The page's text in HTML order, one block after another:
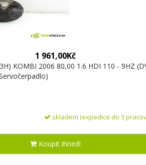
1 961,00Kč
KOMBI 2006 80,00 1.6 HDI 110 - 9HZ
skladem (expedice do 3
Koupit ihned!